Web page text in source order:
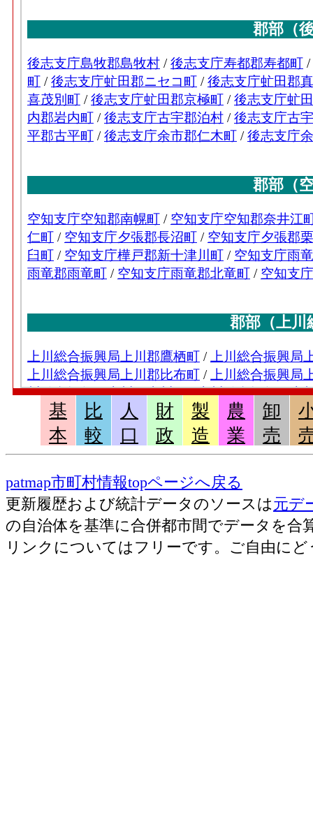
基
本
比
較
人
口
財
政
製
造
農
業
卸
売
patmap市町村情報topページへ戻る
更新履歴および統計データのソースは元デ
の自治体を基準に合併都市間でデータを合
リンクについてはフリーです。ご自由にど